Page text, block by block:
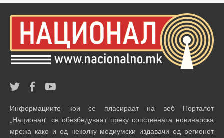
Информациите кои се пласираат на веб Порталот
„Национал“ се обезбедуваат преку сопствената новинарска
мрежа како и од неколку медиумски издавачи од регионот